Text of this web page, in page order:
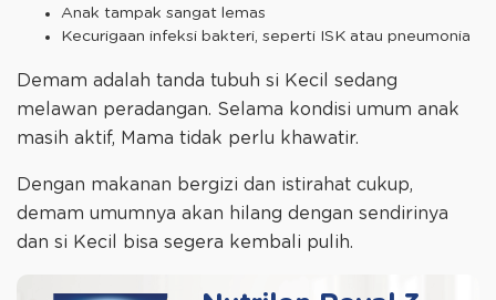
Anak tampak sangat lemas
Kecurigaan infeksi bakteri, seperti ISK atau pneumonia
Demam adalah tanda tubuh si Kecil sedang
melawan peradangan. Selama kondisi umum anak
masih aktif, Mama tidak perlu khawatir.
Dengan makanan bergizi dan istirahat cukup,
demam umumnya akan hilang dengan sendirinya
dan si Kecil bisa segera kembali pulih.